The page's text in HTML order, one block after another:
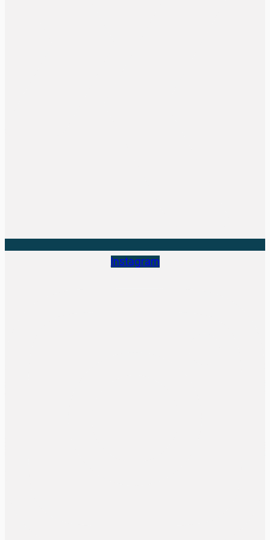
Instagram